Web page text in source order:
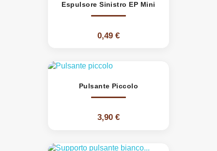
Espulsore Sinistro EP Mini
0,49 €
Pulsante Piccolo
3,90 €